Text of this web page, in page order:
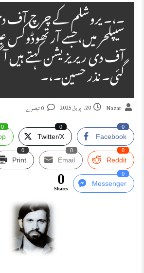
۔،۔ یروشلم کے چرچ آف
سیپلحر میں،جسے
آف دی ریریزیشن کہتے
گئی۔ نذر حسین۔،۔
Nazar 20. اپریل 2025
Facebook
0
Twitter/X
0
0
Reddit
0
Email
0
Print
0
Messenger
0
0
Shares